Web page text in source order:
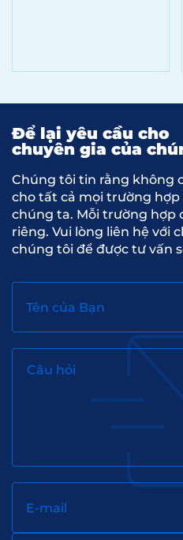
Để lại yêu cầu cho
chuyên gia của
Chúng tôi tin rằng không
cho tất cả mọi trường
chúng ta. Mỗi trường hợp
riêng. Vui lòng liên hệ với
chúng tôi để được tư vấn
Tên của Bạn
Câu hỏi
E-mail